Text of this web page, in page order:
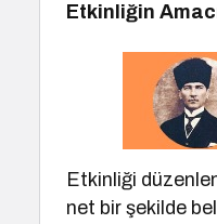
Etkinliğin
Etkinliği
net bir şekilde